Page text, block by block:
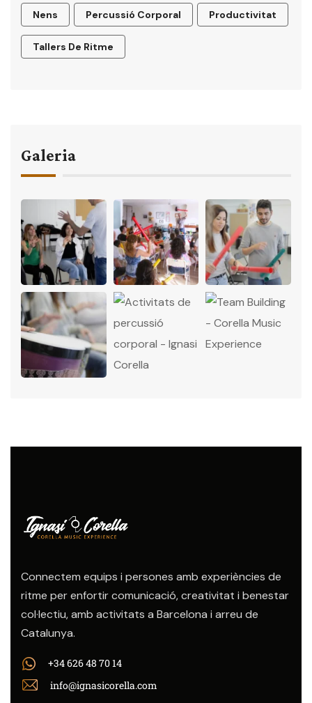
Nens Percussió Corporal Productivitat
Tallers De Ritme
Galeria
Connectem equips i persones amb experiències de
ritme per enfortir comunicació, creativitat i benestar
col·lectiu, amb activitats a Barcelona i arreu de
Catalunya.
+34 626 48 70 14
info@ignasicorella.com